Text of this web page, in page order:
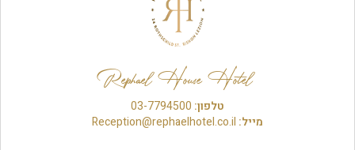
Rephael House Hotel
טלפון: 03-7794500
מייל: Reception@rephaelhotel.co.il